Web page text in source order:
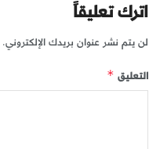
اترك تعليقاً
لن يتم نشر عنوان بريدك الإلكتروني.
التعليق *